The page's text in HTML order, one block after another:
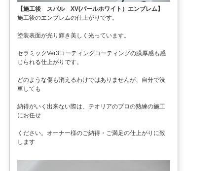
【施工後 スバル XV(パールホワイト）エンブレム】
施工後のエンブレムの仕上がりです。
塗装表面が光り輝き美しく光っています。
セラミックVer3コーティングコーティングの膜厚感も感
じられる仕上がりです。
どのような傷も消えるわけではありませんが、自分で洗
車しても
納得がいく出来ない際は、テオリアのプロの熟練の施工
にお任せ
ください。オーナー様のご納得・ご満足の仕上がりに致
します